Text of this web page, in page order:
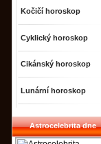
Kočičí horoskop
Cyklický horoskop
Cikánský horoskop
Lunární horoskop
Astrocelebrita dne